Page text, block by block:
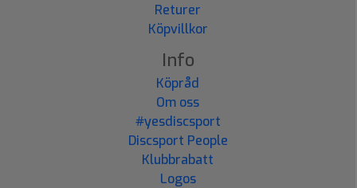
Returer
Köpvillkor
Info
Köpråd
Om oss
#yesdiscsport
Discsport People
Klubbrabatt
Logos